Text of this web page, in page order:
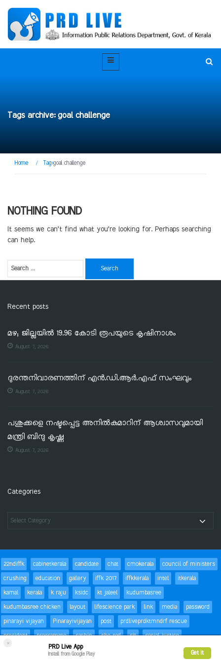
×
PRD Live App
Install from Google Play Get it
Tags archive: goal challenge
Home / Tag:goal challenge
NOTHING FOUND
It seems we can’t find what you’re looking for. Perhaps searching
can help.
Recent posts
മഴ; ജില്ലയില്‍ 19.96 കോടി രൂപയുടെ കൃഷിനാശം
August 7, 2026
ദുരന്തനിവാരണത്തിന് എൻ.ഡി.ആർ.എഫ് സംഘവും
August 7, 2026
പശുക്കളെ നഷ്ടപ്പെട്ട അനിൽകുമാറിന് ആശ്വാസവുമായി
മന്ത്രി ബിന്ദു കൃഷ്ണ
August 7, 2026
Categories
22ndiffk cabinetkerala candidate chat cmokerala
council of ministers
crushing
education gallery iffk 2017 iffkkerala intel
itkerala
kamal
kerala k raju ksidc kt jaleel
kudumbasree
kudumbasree chicken
layout lifescience park link media
password
pinarayi vijayan
Pinarayivijayan post
prdliveprdktmndrf rescue
president
programme sachin she pad sit
social justice
status Success
trackbacks